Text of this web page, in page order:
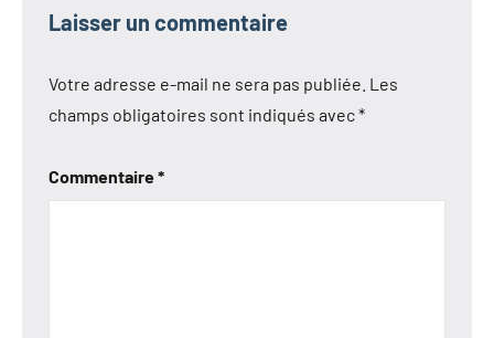
Laisser un commentaire
Votre adresse e-mail ne sera pas publiée. Les
champs obligatoires sont indiqués avec*
Commentaire*